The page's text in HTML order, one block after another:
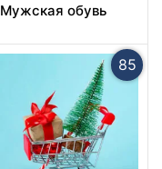
Мужская обувь
85